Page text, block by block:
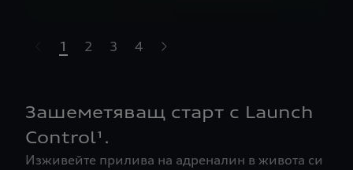
highlights.skipLinkText__
1 2 3 4
Зашеметяващ старт с Launch
Control¹.
Изживейте прилива на адреналин в живота си